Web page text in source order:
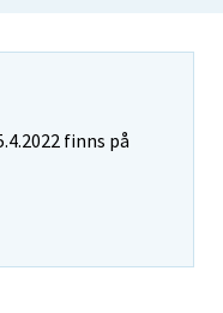
finns på